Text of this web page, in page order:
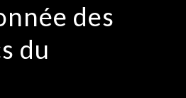
des
du